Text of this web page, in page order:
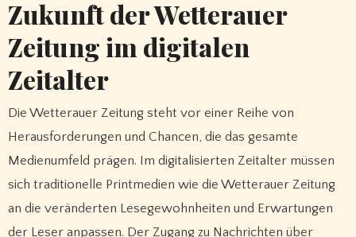
Zukunft der Wetterauer
Zeitung im digitalen
Zeitalter
Die Wetterauer Zeitung steht vor einer Reihe von
Herausforderungen und Chancen, die das gesamte
Medienumfeld prägen. Im digitalisierten Zeitalter müssen
sich traditionelle Printmedien wie die Wetterauer Zeitung
an die veränderten Lesegewohnheiten und Erwartungen
der Leser anpassen. Der Zugang zu Nachrichten über